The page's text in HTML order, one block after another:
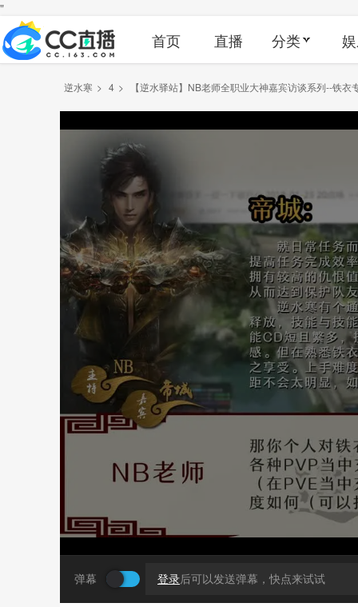
"
首页 直播 分类
逆水寒 > 4 > 【逆水驿站】NB老师全职业大神嘉宾访谈系列--铁衣
弹幕 登录后可以发送弹幕，快点来试试